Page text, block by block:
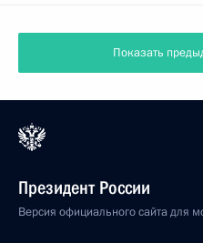
Показать
Президент России
Версия официального сайта для